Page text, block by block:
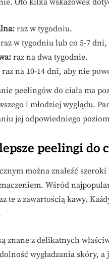
raz w tygodniu.
raz w tygodniu lub co 5-7
raz na dwa tygodnie.
raz na 10-14 dni, aby nie
peelingów do ciała ma
i młodziej wyglądu.
jej odpowiedniego
peelingi do
można znaleźć
Wśród
te z zawartością kawy.
znane z delikatnych
wygładzania skóry,